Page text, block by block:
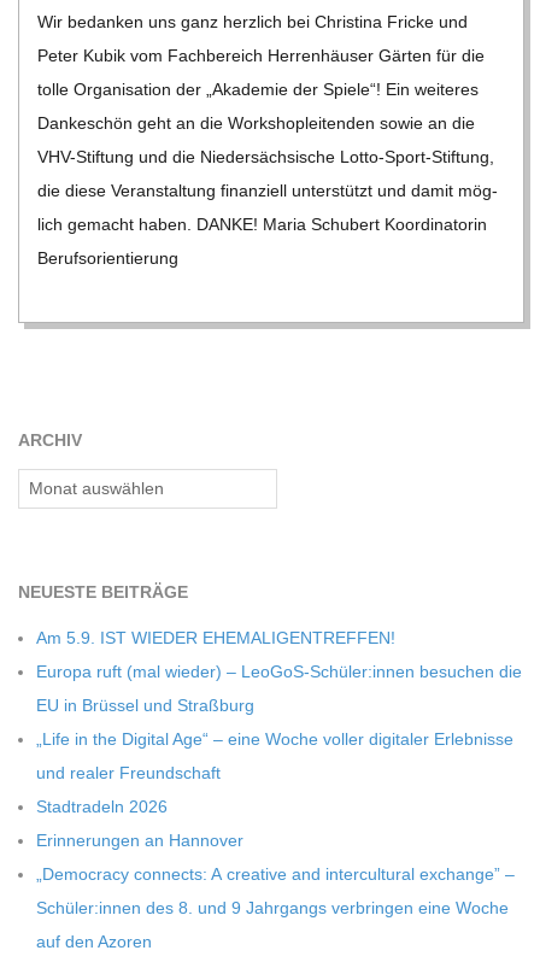
Wir bedan­ken uns ganz herz­lich bei Chris­tina Fri­cke und
Peter Kubik vom Fach­be­reich Her­ren­häu­ser Gär­ten für die
tolle Orga­ni­sa­tion der „Aka­de­mie der Spiele“! Ein wei­te­res
Dan­ke­schön geht an die Work­shop­lei­ten­den sowie an die
VHV-Stif­­tung und die Nie­der­säch­si­sche Lotto-Sport-Stif­­tung,
die diese Ver­an­stal­tung finan­zi­ell unter­stützt und damit mög­
lich gemacht haben. DANKE! Maria Schu­bert Koor­di­na­to­rin
Berufs­ori­en­tie­rung
ARCHIV
Archiv
NEU­ESTE BEITRÄGE
Am 5.9. IST WIEDER EHEMALIGENTREFFEN!
Europa ruft (mal wie­der) – LeoGoS-Schüler:innen besu­chen die
EU in Brüs­sel und Straßburg
„Life in the Digi­tal Age“ – eine Woche vol­ler digi­ta­ler Erleb­nisse
und rea­ler Freundschaft
Stadt­ra­deln 2026
Erin­ne­run­gen an Hannover
„Demo­cracy con­nects: A crea­tive and inter­cul­tu­ral exch­ange” –
Schüler:innen des 8. und 9 Jahr­gangs ver­brin­gen eine Woche
auf den Azoren